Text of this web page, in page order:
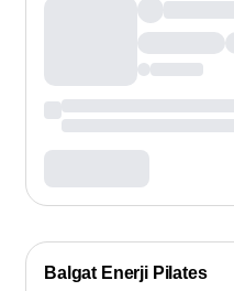
Balgat Enerji Pilates